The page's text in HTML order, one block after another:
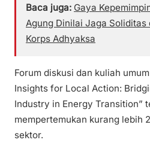
Baca juga: Gaya
Agung Dinilai Jaga Soliditas
Korps Adhyaksa
Forum diskusi dan kuliah
Insights for Local Action:
Industry in Energy Transition”
mempertemukan kurang lebih
sektor.